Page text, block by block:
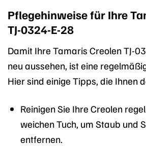
Pflegehinweise für Ihre
TJ-0324-E-28
Damit Ihre Tamaris Creolen TJ-
neu aussehen, ist eine
Hier sind einige Tipps, die Ihnen
Reinigen Sie Ihre Creolen
weichen Tuch, um Staub und
entfernen.